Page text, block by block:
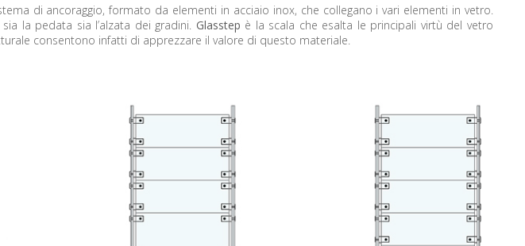
di ancoraggio, formato da elementi in acciaio inox, che collegano i vari elementi in vetro.
la pedata sia l’alzata dei gradini. Glasstep è la scala che esalta le principali virtù del vetro
consentono infatti di apprezzare il valore di questo materiale.